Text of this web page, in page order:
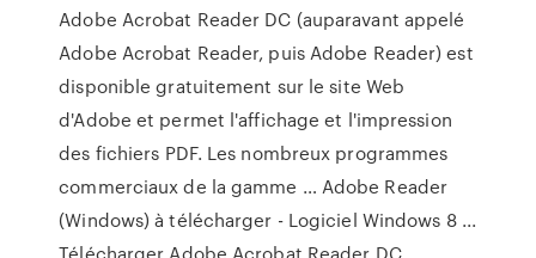
Adobe Acrobat Reader DC (auparavant appelé
Adobe Acrobat Reader, puis Adobe Reader) est
disponible gratuitement sur le site Web
d'Adobe et permet l'affichage et l'impression
des fichiers PDF. Les nombreux programmes
commerciaux de la gamme … Adobe Reader
(Windows) à télécharger - Logiciel Windows 8 ...
Télécharger Adobe Acrobat Reader DC